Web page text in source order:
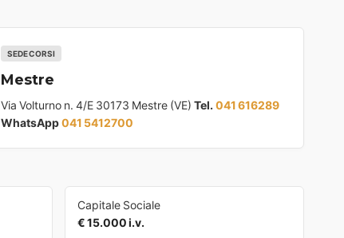
SEDE CORSI
Mestre
Via Volturno n. 4/E 30173 Mestre (VE) Tel. 041 616289
WhatsApp041 5412700
Capitale Sociale
€ 15.000 i.v.